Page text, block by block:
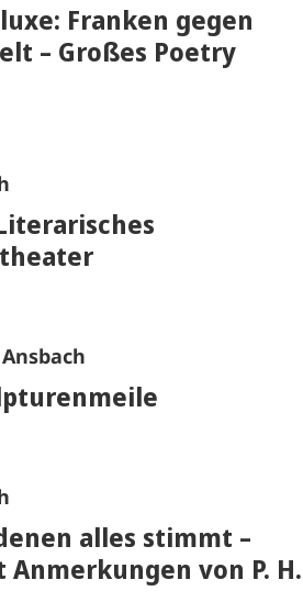
Franken gegen
– Großes Poetry
Ansbach
alles stimmt –
von P. H.